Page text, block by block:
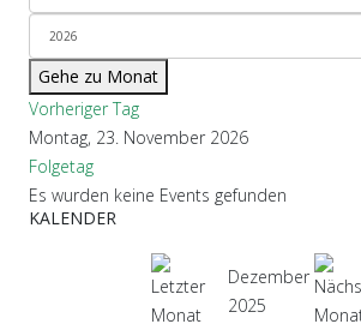
Gehe zu Monat
Vorheriger Tag
Montag, 23. November 2026
Folgetag
Es wurden keine Events gefunden
KALENDER
Dezember
2025